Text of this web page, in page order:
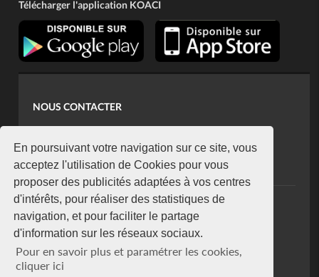
En poursuivant votre navigation sur ce site, vous
acceptez l'utilisation de Cookies pour vous
proposer des publicités adaptées à vos centres
d'intérêts, pour réaliser des statistiques de
navigation, et pour faciliter le partage
d'information sur les réseaux sociaux.
Pour en savoir plus et paramétrer les cookies,
cliquer ici
Télécharger l'application KOACI
NOUS CONTACTER
koaci@yahoo.fr
+225 07 08 85 52 93
NEWSLETTER
Restez connecté via notre newsletter
S'abonner
Se désabonner